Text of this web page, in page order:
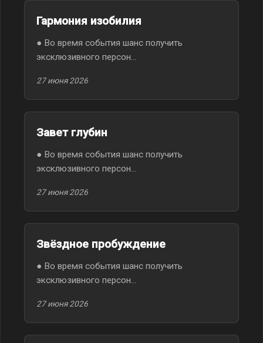
Гармония изобилия
● Во время события шанс получить
эксклюзивного персон...
27 июня 2026
Завет глубин
● Во время события шанс получить
эксклюзивного персон...
27 июня 2026
Звёздное пробуждение
● Во время события шанс получить
эксклюзивного персон...
27 июня 2026